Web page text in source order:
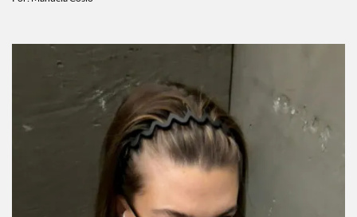
Lyst Index 2026
Manuela Cosío